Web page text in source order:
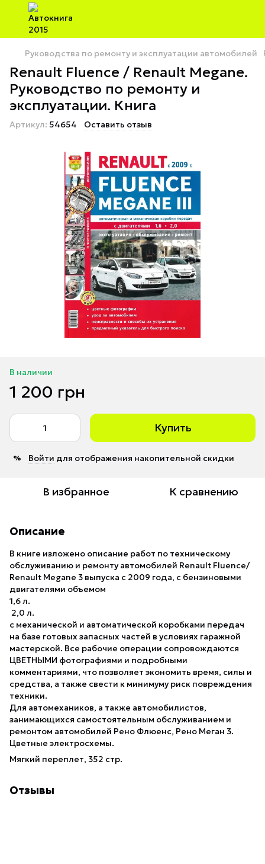
Руководства по ремонту и эксплуатации автомобилей
Renault Fluence / Renault Megane.
Руководство по ремонту и
эксплуатации. Книга
Артикул: 54654 Оставить отзыв
В наличии
1 200 грн
Купить
% Войти для отображения накопительной скидки
В избранное К сравнению
Описание
В книге изложено описание работ по техническому
обслуживанию и ремонту автомобилей Renault Fluence/
Renault Megane 3 выпуска с 2009 года, с бензиновыми
двигателями объемом
1,6 л.
2,0 л.
с механической и автоматической коробками передач
на базе готовых запасных частей в условиях гаражной
мастерской. Все рабочие операции сопровождаются
ЦВЕТНЫМИ фотографиями и подробными
комментариями, что позволяет экономить время, силы и
средства, а также свести к минимуму риск повреждения
техники.
Для автомехаников, а также автомобилистов,
занимающихся самостоятельным обслуживанием и
ремонтом автомобилей Рено Флюенс, Рено Меган 3.
Цветные электросхемы.
Мягкий переплет, 352 стр.
Отзывы